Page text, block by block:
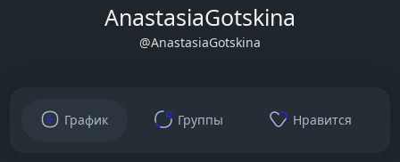
AnastasiaGotskina
@AnastasiaGotskina
График Группы Нравится